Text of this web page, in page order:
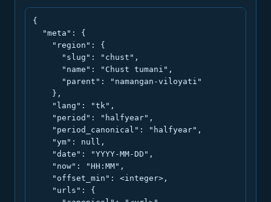
{
  "meta": {
    "region": {
      "slug": "chust",
      "name": "Chust tumani",
      "parent": "namangan-viloyati"
    },
    "lang": "tk",
    "period": "halfyear",
    "period_canonical": "halfyear",
    "ym": null,
    "date": "YYYY-MM-DD",
    "now": "HH:MM",
    "offset_min": <integer>,
    "urls": {